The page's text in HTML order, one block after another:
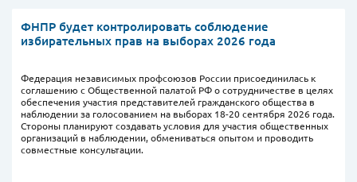
ФНПР будет контролировать соблюдение
избирательных прав на выборах 2026 года
Федерация независимых профсоюзов России присоединилась к
соглашению с Общественной палатой РФ о сотрудничестве в целях
обеспечения участия представителей гражданского общества в
наблюдении за голосованием на выборах 18-20 сентября 2026 года.
Стороны планируют создавать условия для участия общественных
организаций в наблюдении, обмениваться опытом и проводить
совместные консультации.